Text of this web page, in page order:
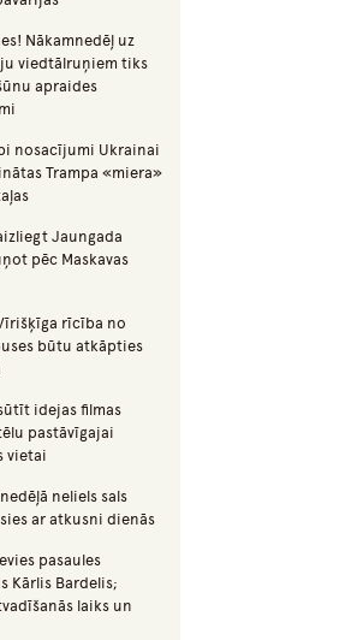
Nākamnedēļ uz
viedtālruņiem tiks
apraides
nosacījumi Ukrainai
Trampa «miera»
Jaungada
pēc Maskavas
rīcība no
būtu atkāpties
idejas filmas
pastāvīgajai
vietai
neliels sals
ar atkusni dienās
pasaules
Kārlis Bardelis;
laiks un